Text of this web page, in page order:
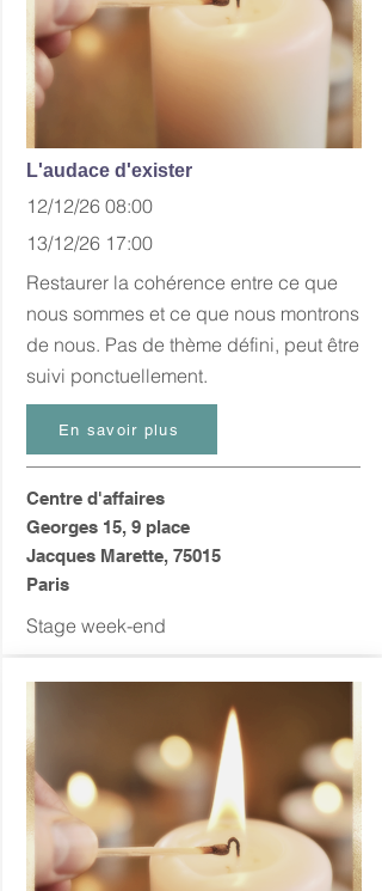
L'audace d'exister
12/12/26 08:00
13/12/26 17:00
Restaurer la cohérence entre ce que
nous sommes et ce que nous montrons
de nous. Pas de thème défini, peut être
suivi ponctuellement.
En savoir plus
Centre d'affaires
Georges 15, 9 place
Jacques Marette, 75015
Paris
Stage week-end